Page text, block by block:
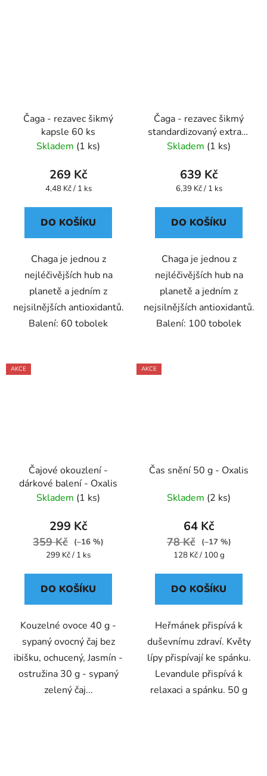
Čaga - rezavec šikmý
kapsle 60 ks
Skladem (1 ks)
269 Kč
Měrná
4,48 Kč / 1 ks
DO KOŠÍKU
Chaga je jednou z
nejléčivějších hub na
planetě a jedním z
nejsilnějších antioxidantů.
Balení: 60 tobolek
Čaga - rezavec šikmý
standardizovaný extrakt
kapsle 100 ks
Skladem (1 ks)
639 Kč
Měrná
6,39 Kč / 1 ks
DO KOŠÍKU
Chaga je jednou z
nejléčivějších hub na
planetě a jedním z
nejsilnějších antioxidantů.
Balení: 100 tobolek
AKCE
Čajové okouzlení -
dárkové balení - Oxalis
Skladem (1 ks)
299 Kč
359 Kč
(–16 %)
Měrná
299 Kč / 1 ks
DO KOŠÍKU
Kouzelné ovoce 40 g -
sypaný ovocný čaj bez
ibišku, ochucený, Jasmín -
ostružina 30 g - sypaný
zelený čaj...
AKCE
Čas snění 50 g - Oxalis
Skladem (2 ks)
64 Kč
78 Kč
(–17 %)
Měrná
128 Kč / 100 g
DO KOŠÍKU
Heřmánek přispívá k
duševnímu zdraví. Květy
lípy přispívají ke spánku.
Levandule přispívá k
relaxaci a spánku. 50 g